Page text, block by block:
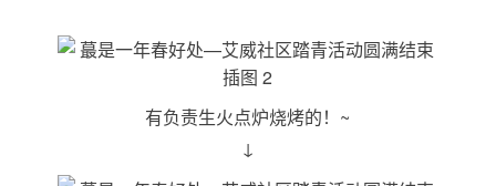
有负责生火点炉烧烤的！~
↓